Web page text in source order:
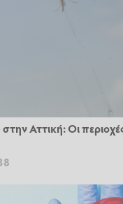
Αττική: Οι